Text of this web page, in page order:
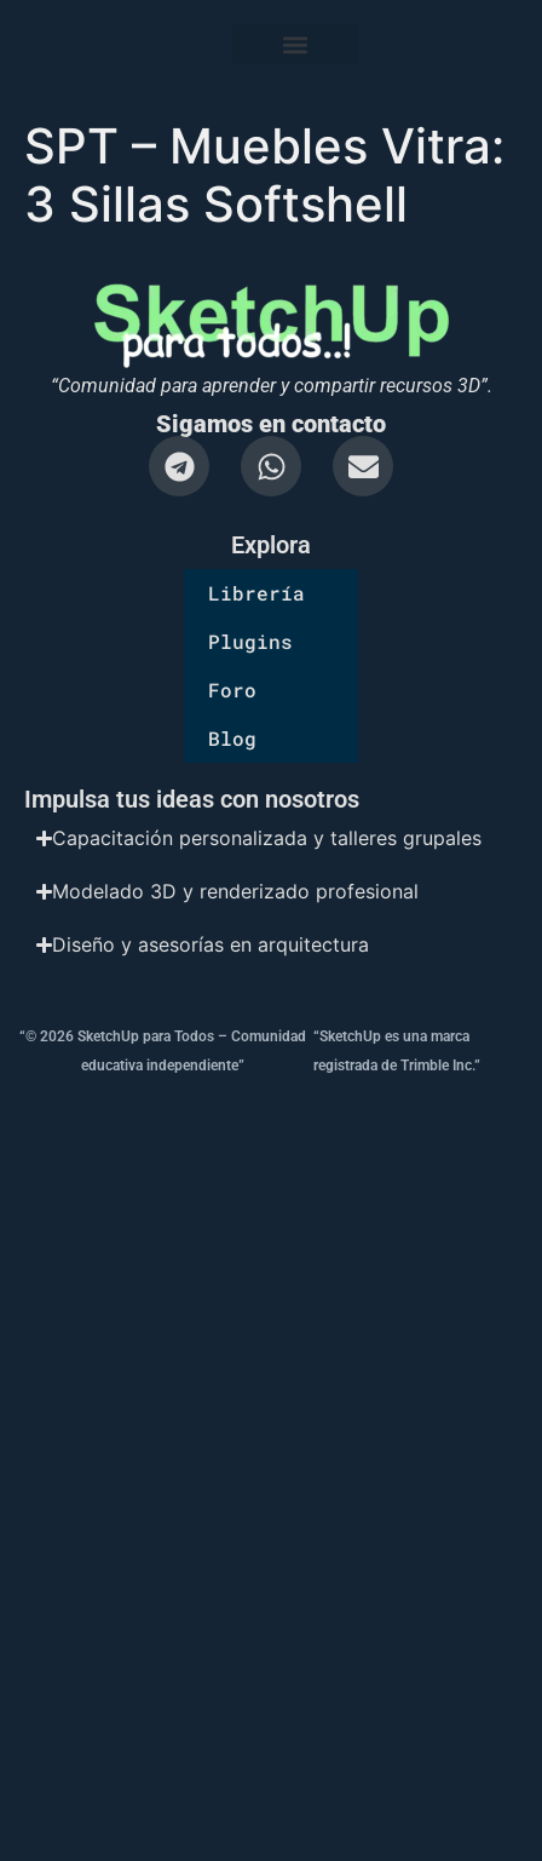
SPT – Muebles Vitra:
3 Sillas Softshell
“Comunidad para aprender y compartir recursos 3D”.
Sigamos en contacto
Explora
Librería
Plugins
Foro
Blog
Impulsa tus ideas con nosotros
Capacitación personalizada y talleres grupales
Modelado 3D y renderizado profesional
Diseño y asesorías en arquitectura
“© 2026 SketchUp para Todos – Comunidad
educativa independiente”
“SketchUp es una marca
registrada de Trimble Inc.”